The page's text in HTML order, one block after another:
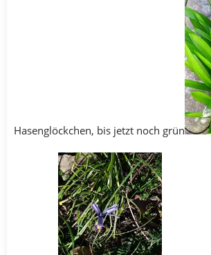
Hasenglöckchen, bis jetzt noch grün